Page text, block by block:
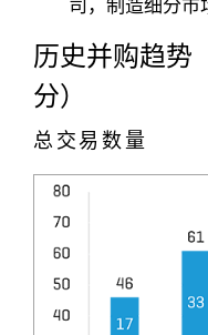
司，制造细分市
历史并购趋势
分）
总交易数量